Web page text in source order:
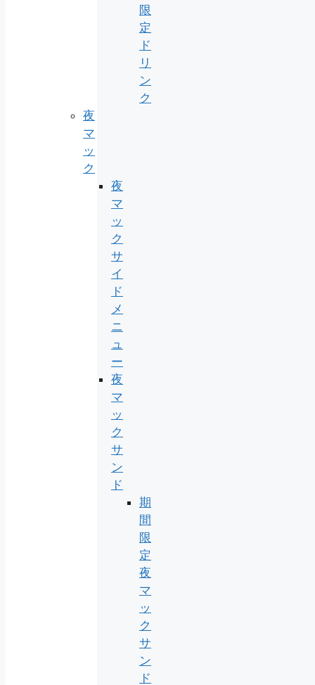
限
定
ド
リ
ン
ク
夜
マ
ッ
ク
夜
マ
ッ
ク
サ
イ
ド
メ
ニ
ュ
ー
夜
マ
ッ
ク
サ
ン
ド
期
間
限
定
夜
マ
ッ
ク
サ
ン
ド